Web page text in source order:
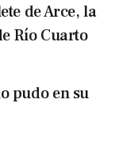
de Arce, la
Río Cuarto
pudo en su